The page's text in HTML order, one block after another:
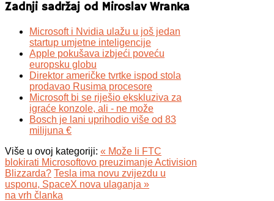
Zadnji sadržaj od Miroslav Wranka
Microsoft i Nvidia ulažu u još jedan
startup umjetne inteligencije
Apple pokušava izbjeći poveću
europsku globu
Direktor američke tvrtke ispod stola
prodavao Rusima procesore
Microsoft bi se riješio ekskluziva za
igraće konzole, ali - ne može
Bosch je lani uprihodio više od 83
milijuna €
Više u ovoj kategoriji: « Može li FTC
blokirati Microsoftovo preuzimanje Activision
Blizzarda? Tesla ima novu zvijezdu u
usponu, SpaceX nova ulaganja »
na vrh članka